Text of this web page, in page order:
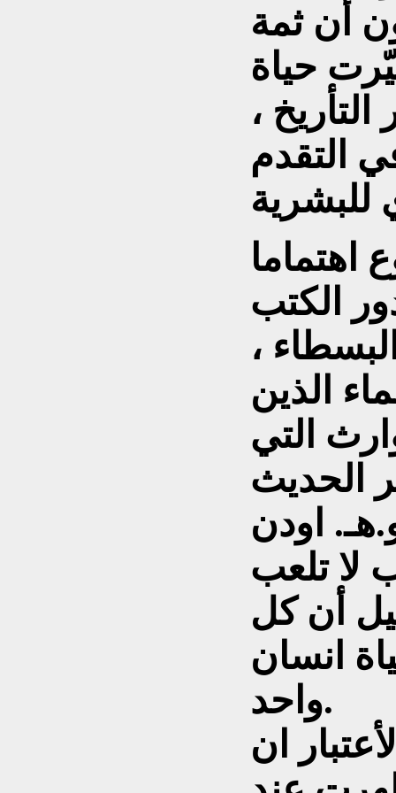
أن ثمة
حياة
،
التقدم
اهتماما
الكتب
،
الذين
التي
الحديث
اودن
لا تلعب
أن كل
انسان
واحد.
ان